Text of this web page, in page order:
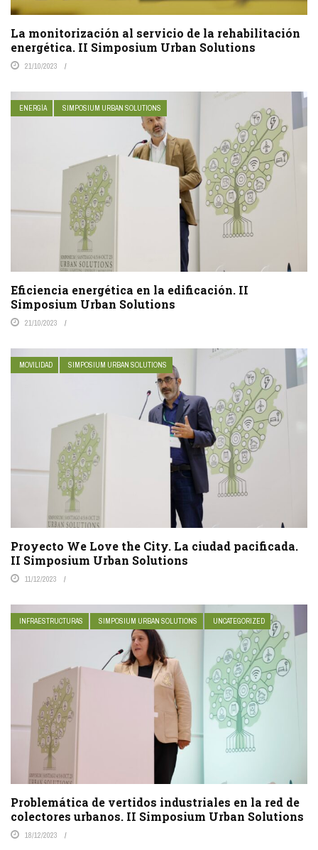
La monitorización al servicio de la rehabilitación
energética. II Simposium Urban Solutions
21/10/2023
ENERGÍA SIMPOSIUM URBAN SOLUTIONS
Eficiencia energética en la edificación. II
Simposium Urban Solutions
21/10/2023
MOVILIDAD SIMPOSIUM URBAN SOLUTIONS
Proyecto We Love the City. La ciudad pacificada.
II Simposium Urban Solutions
11/12/2023
INFRAESTRUCTURAS SIMPOSIUM URBAN SOLUTIONS UNCATEGORIZED
Problemática de vertidos industriales en la red de
colectores urbanos. II Simposium Urban Solutions
18/12/2023